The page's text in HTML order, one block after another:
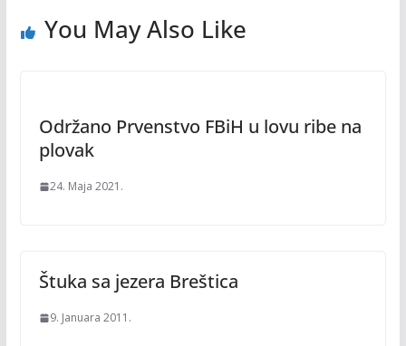
You May Also Like
Održano Prvenstvo FBiH u lovu ribe na
plovak
24. Maja 2021.
Štuka sa jezera Breštica
9. Januara 2011.